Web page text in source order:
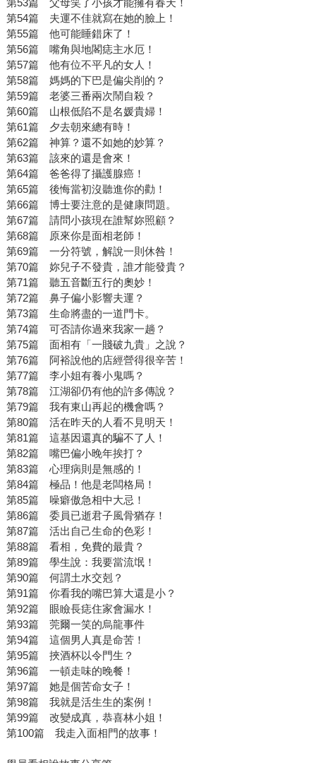
第53篇 父母笑了小孩才能擁有春天！
第54篇 夫運不佳就寫在她的臉上！
第55篇 他可能睡錯床了！
第56篇 嘴角與地閣痣主水厄！
第57篇 他有位不平凡的女人！
第58篇 媽媽的下巴是偏尖削的？
第59篇 老婆三番兩次鬧自殺？
第60篇 山根低陷不是名媛貴婦！
第61篇 夕去朝來總有時！
第62篇 神算？還不如她的妙算？
第63篇 該來的還是會來！
第64篇 爸爸得了攝護腺癌！
第65篇 後悔當初沒聽進你的勸！
第66篇 博士要注意的是健康問題。
第67篇 請問小孩現在誰幫妳照顧？
第68篇 原來你是面相老師！
第69篇 一分符號，解說一則休咎！
第70篇 妳兒子不發貴，誰才能發貴？
第71篇 聽五音斷五行的奧妙！
第72篇 鼻子偏小影響夫運？
第73篇 生命將盡的一道門卡。
第74篇 可否請你過來我家一趟？
第75篇 面相有「一賤破九貴」之說？
第76篇 阿裕說他的店經營得很辛苦！
第77篇 李小姐有養小鬼嗎？
第78篇 江湖卻仍有他的許多傳說？
第79篇 我有東山再起的機會嗎？
第80篇 活在昨天的人看不見明天！
第81篇 這基因還真的騙不了人！
第82篇 嘴巴偏小晚年挨打？
第83篇 心理病則是無感的！
第84篇 極品！他是老闆格局！
第85篇 噪癖傲急相中大忌！
第86篇 委員已逝君子風骨猶存！
第87篇 活出自己生命的色彩！
第88篇 看相，免費的最貴？
第89篇 學生說：我要當流氓！
第90篇 何謂土水交剋？
第91篇 你看我的嘴巴算大還是小？
第92篇 眼瞼長痣住家會漏水！
第93篇 莞爾一笑的烏龍事件
第94篇 這個男人真是命苦！
第95篇 挾酒杯以令門生？
第96篇 一頓走味的晚餐！
第97篇 她是個苦命女子！
第98篇 我就是活生生的案例！
第99篇 改變成真，恭喜林小姐！
第100篇 我走入面相門的故事！